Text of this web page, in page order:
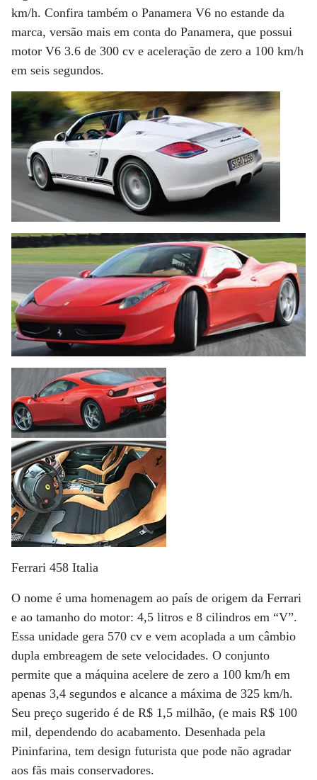
km/h. Confira também o Panamera V6 no estande da
marca, versão mais em conta do Panamera, que possui
motor V6 3.6 de 300 cv e aceleração de zero a 100 km/h
em seis segundos.
Ferrari 458 Italia
O nome é uma homenagem ao país de origem da Ferrari
e ao tamanho do motor: 4,5 litros e 8 cilindros em “V”.
Essa unidade gera 570 cv e vem acoplada a um câmbio
dupla embreagem de sete velocidades. O conjunto
permite que a máquina acelere de zero a 100 km/h em
apenas 3,4 segundos e alcance a máxima de 325 km/h.
Seu preço sugerido é de R$ 1,5 milhão, (e mais R$ 100
mil, dependendo do acabamento. Desenhada pela
Pininfarina, tem design futurista que pode não agradar
aos fãs mais conservadores.